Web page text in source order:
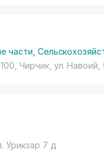
части
Чирчик, ул. Навоий
Урикзар 7 д